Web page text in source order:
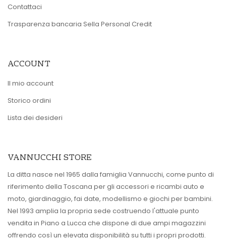
Contattaci
Trasparenza bancaria Sella Personal Credit
ACCOUNT
Il mio account
Storico ordini
Lista dei desideri
VANNUCCHI STORE
La ditta nasce nel 1965 dalla famiglia Vannucchi, come punto di
riferimento della Toscana per gli accessori e ricambi auto e
moto, giardinaggio, fai date, modellismo e giochi per bambini.
Nel 1993 amplia la propria sede costruendo l'attuale punto
vendita in Piano a Lucca che dispone di due ampi magazzini
offrendo così un elevata disponibilità su tutti i propri prodotti.